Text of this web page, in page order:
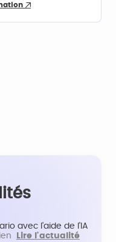
avec l'aide de l'IA
Lire l'actualité